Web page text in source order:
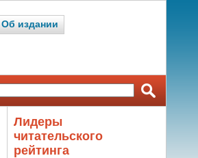
Об издании
Лидеры
читательского
рейтинга